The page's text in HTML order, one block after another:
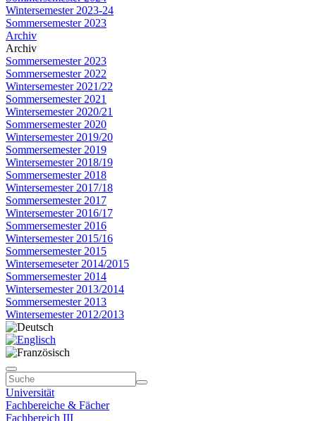
Wintersemester 2023-24
Sommersemester 2023
Archiv
Archiv
Sommersemester 2023
Sommersemester 2022
Wintersemester 2021/22
Sommersemester 2021
Wintersemester 2020/21
Sommersemester 2020
Wintersemester 2019/20
Sommersemester 2019
Wintersemester 2018/19
Sommersemester 2018
Wintersemester 2017/18
Sommersemester 2017
Wintersemester 2016/17
Sommersemester 2016
Wintersemester 2015/16
Sommersemester 2015
Wintersemeseter 2014/2015
Sommersemester 2014
Wintersemester 2013/2014
Sommersemester 2013
Wintersemester 2012/2013
Universität
Fachbereiche & Fächer
Fachbereich III